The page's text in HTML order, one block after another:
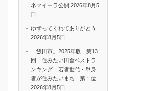
ネマイーラ公開 2026年8月5
日
ゆずってくれてありがとう
2026年8月5日
「飯田市」2025年版 第13
回 住みたい田舎ベストラ
ンキング 若者世代・単身
者が住みたいまち 第１位
2026年8月5日